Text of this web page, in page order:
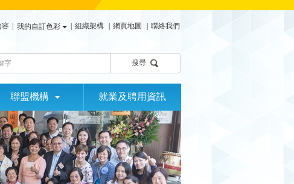
容 | 我的自訂色彩 | 組織架構 | 網頁地圖 | 聯絡我們
搜尋
聯盟機構 就業及聘用資訊